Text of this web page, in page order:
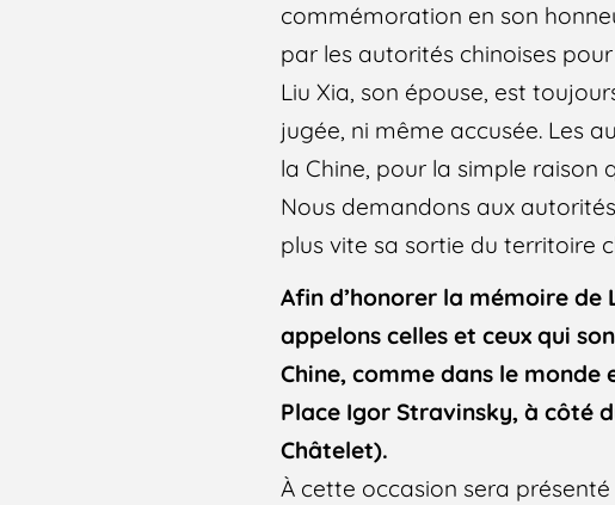
commémoration en son
par les autorités chinoises
Liu Xia, son épouse, est
jugée, ni même accusée. Les
la Chine, pour la simple raison
Nous demandons aux
plus vite sa sortie du territoire
Afin d’honorer la mémoire
appelons celles et ceux qui
Chine, comme dans le monde
Place Igor Stravinsky, à côté
Châtelet).
À cette occasion sera